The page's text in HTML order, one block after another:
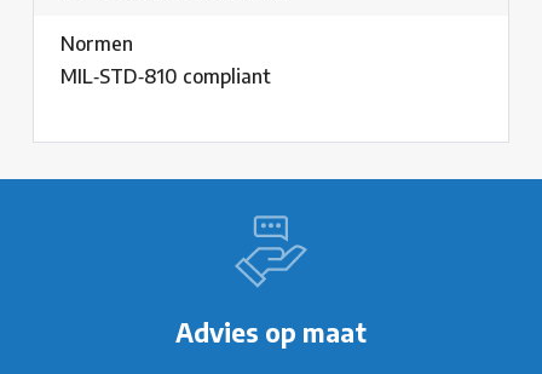
Normen
MIL‑STD‑810 compliant
Advies op maat